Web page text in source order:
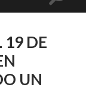
19 DE
UN